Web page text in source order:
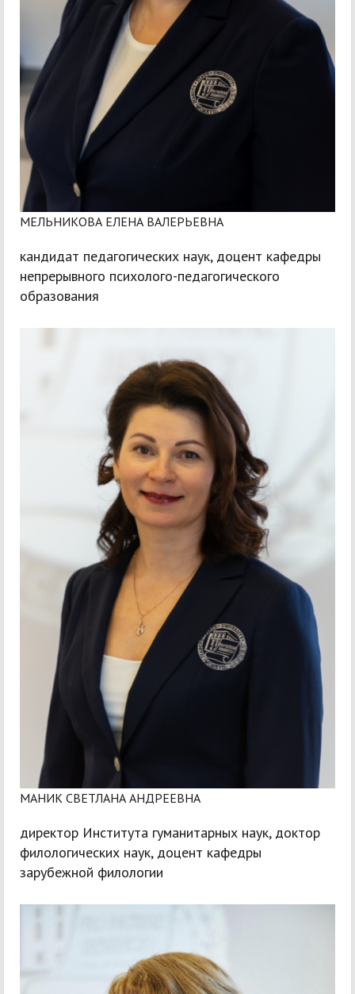
МЕЛЬНИКОВА ЕЛЕНА ВАЛЕРЬЕВНА
кандидат педагогических наук, доцент кафедры
непрерывного психолого-педагогического
образования
МАНИК СВЕТЛАНА АНДРЕЕВНА
директор Института гуманитарных наук, доктор
филологических наук, доцент кафедры
зарубежной филологии